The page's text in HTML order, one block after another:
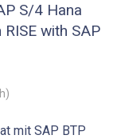
S/4 Hana
with SAP
mit SAP BTP